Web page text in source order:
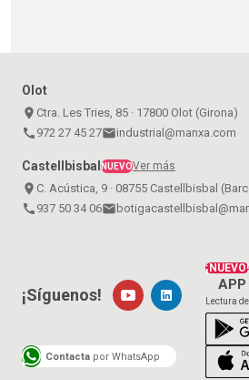
Olot
place Ctra. Les Tries, 85 · 17800 Olot (Girona)
call 972 27 45 27emailindustrial@manxa.com
Castellbisbal NUEVOVer más
place C. Acústica, 9 · 08755 Castellbisbal
call 937 50 34 06email
¡NUEVO!
Lectura
¡Síguenos!
Contacta por WhatsApp